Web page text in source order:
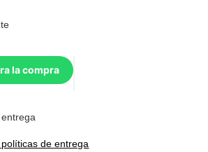
la compra
políticas de entrega